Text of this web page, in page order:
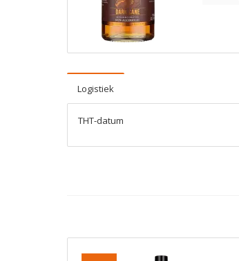
Logistiek
THT-datum